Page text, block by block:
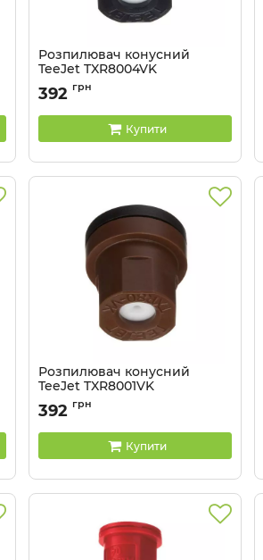
Розпилювач конусний
TeeJet TXR8004VK
Артикул: TXR8004VK
392 грн
Купити
Розпилювач конусний
TeeJet TXR8001VK
Артикул: TXR8001VK
392 грн
Купити